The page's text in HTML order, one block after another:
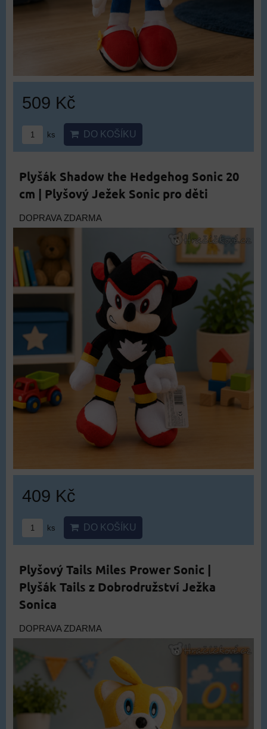
509 Kč
ks DO KOŠÍKU
Plyšák Shadow the Hedgehog Sonic 20
cm | Plyšový Ježek Sonic pro děti
DOPRAVA ZDARMA
409 Kč
ks DO KOŠÍKU
Plyšový Tails Miles Prower Sonic |
Plyšák Tails z Dobrodružství Ježka
Sonica
DOPRAVA ZDARMA